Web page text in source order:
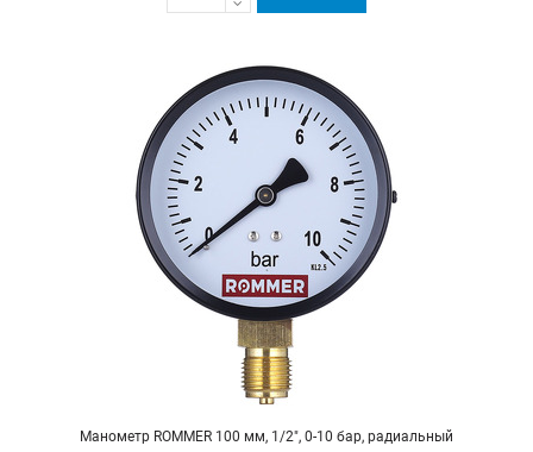
Манометр ROMMER 100 мм, 1/2", 0-10 бар, радиальный